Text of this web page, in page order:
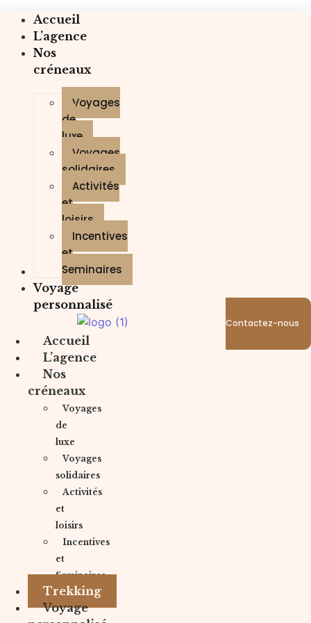
Accueil
L’agence
Nos
créneaux
Voyages
de
luxe
Voyages
solidaires
Activités
et
loisirs
Incentives
et
Seminaires
Trekking
Voyage
personnalisé
Accueil
L’agence
Nos
créneaux
Voyages
de
luxe
Voyages
solidaires
Activités
et
loisirs
Incentives
et
Seminaires
Trekking
Voyage
Contactez-nous